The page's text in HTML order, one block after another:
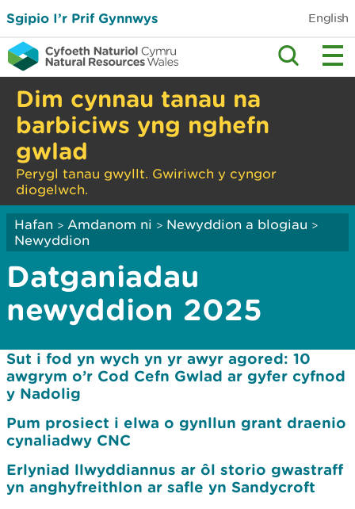
Sgipio I’r Prif Gynnwys English
Dim cynnau tanau na
barbiciws yng nghefn
gwlad
Perygl tanau gwyllt. Gwiriwch y cyngor
diogelwch.
Hafan > Amdanom ni > Newyddion a blogiau >
Newyddion
Datganiadau
newyddion 2025
Sut i fod yn wych yn yr awyr agored: 10
awgrym o’r Cod Cefn Gwlad ar gyfer cyfnod
y Nadolig
Pum prosiect i elwa o gynllun grant draenio
cynaliadwy CNC
Erlyniad llwyddiannus ar ôl storio gwastraff
yn anghyfreithlon ar safle yn Sandycroft